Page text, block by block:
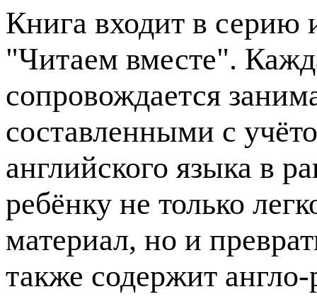
Книга входит в
"Читаем вместе".
сопровождается
составленными с
английского языка в
ребёнку не только
материал, но и
также содержит